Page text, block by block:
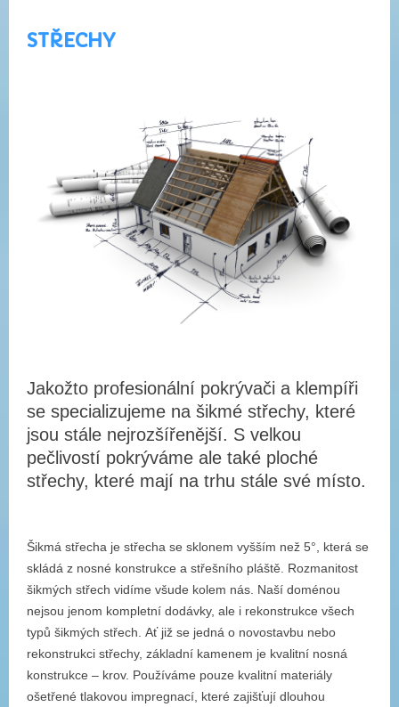
STŘECHY
Jakožto profesionální pokrývači a klempíři
se specializujeme na šikmé střechy, které
jsou stále nejrozšířenější. S velkou
pečlivostí pokrýváme ale také ploché
střechy, které mají na trhu stále své místo.
Šikmá střecha je střecha se sklonem vyšším než 5°, která se
skládá z nosné konstrukce a střešního pláště. Rozmanitost
šikmých střech vidíme všude kolem nás. Naší doménou
nejsou jenom kompletní dodávky, ale i rekonstrukce všech
typů šikmých střech. Ať již se jedná o novostavbu nebo
rekonstrukci střechy, základní kamenem je kvalitní nosná
konstrukce – krov. Používáme pouze kvalitní materiály
ošetřené tlakovou impregnací, které zajišťují dlouhou